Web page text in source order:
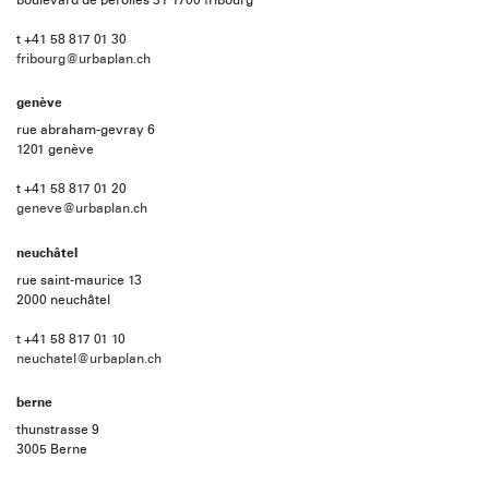
t +41 58 817 01 30
fribourg@urbaplan.ch
genève
rue abraham-gevray 6
1201 genève
t +41 58 817 01 20
geneve@urbaplan.ch
neuchâtel
rue saint-maurice 13
2000 neuchâtel
t +41 58 817 01 10
neuchatel@urbaplan.ch
berne
thunstrasse 9
3005 Berne